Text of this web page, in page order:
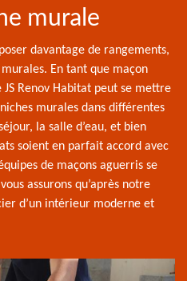
murale
davantage de rangements,
En tant que maçon
Renov Habitat peut se mettre
murales dans différentes
la salle d’eau, et bien
soient en parfait accord avec
de maçons aguerris se
assurons qu’après notre
d’un intérieur moderne et